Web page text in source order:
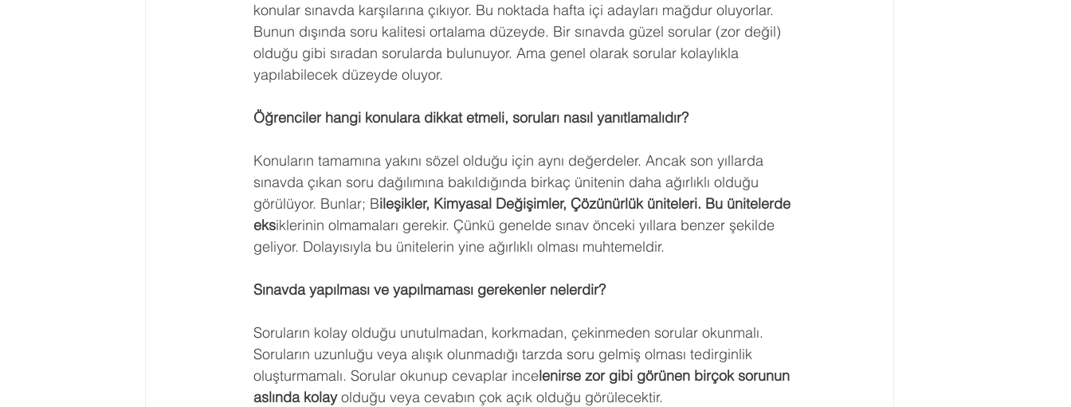
konular sınavda karşılarına çıkıyor. Bu noktada hafta içi adayları mağdur oluyorlar.
Bunun dışında soru kalitesi ortalama düzeyde. Bir sınavda güzel sorular (zor değil)
olduğu gibi sıradan sorularda bulunuyor. Ama genel olarak sorular kolaylıkla
yapılabilecek düzeyde oluyor.
Öğrenciler hangi konulara dikkat etmeli, soruları nasıl yanıtlamalıdır?
Konuların tamamına yakını sözel olduğu için aynı değerdeler. Ancak son yıllarda
sınavda çıkan soru dağılımına bakıldığında birkaç ünitenin daha ağırlıklı olduğu
görülüyor. Bunlar; Bileşikler, Kimyasal Değişimler, Çözünürlük üniteleri. Bu ünitelerde
eksiklerinin olmamaları gerekir. Çünkü genelde sınav önceki yıllara benzer şekilde
geliyor. Dolayısıyla bu ünitelerin yine ağırlıklı olması muhtemeldir.
Sınavda yapılması ve yapılmaması gerekenler nelerdir?
Soruların kolay olduğu unutulmadan, korkmadan, çekinmeden sorular okunmalı.
Soruların uzunluğu veya alışık olunmadığı tarzda soru gelmiş olması tedirginlik
oluşturmamalı. Sorular okunup cevaplar incelenirse zor gibi görünen birçok sorunun
aslında kolay olduğu veya cevabın çok açık olduğu görülecektir.